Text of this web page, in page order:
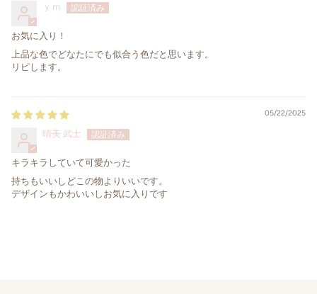
ｙｍ
お気に入り！
上品な色でどなたにでも似合う色だと思います。
リピします。
05/22/2025
晴美 武士
キラキラしていて可愛かった
持ちもいいしどこの物よりいいです。
デザインもかわいいしお気に入りです